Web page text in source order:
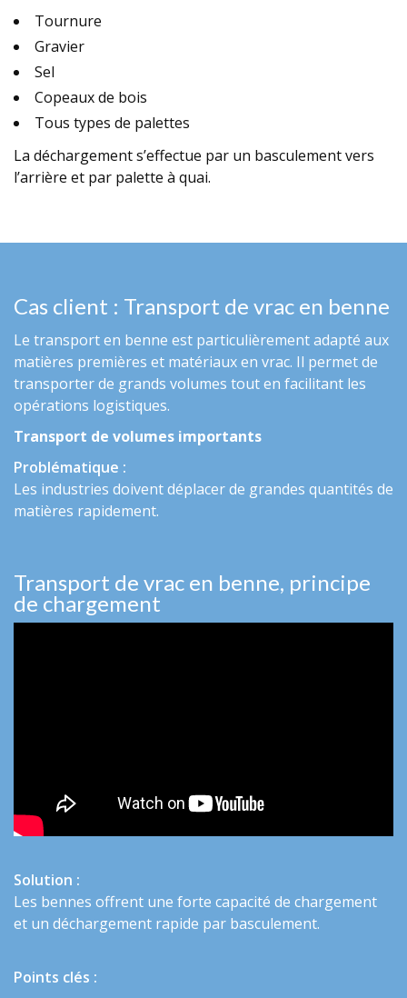
Tournure
Gravier
Sel
Copeaux de bois
Tous types de palettes
La déchargement s’effectue par un basculement vers
l’arrière et par palette à quai.
Cas client : Transport de vrac en benne
Le transport en benne est particulièrement adapté aux
matières premières et matériaux en vrac. Il permet de
transporter de grands volumes tout en facilitant les
opérations logistiques.
Transport de volumes importants
Problématique :
Les industries doivent déplacer de grandes quantités de
matières rapidement.
Transport de vrac en benne, principe
de chargement
Solution :
Les bennes offrent une forte capacité de chargement
et un déchargement rapide par basculement.
Points clés :